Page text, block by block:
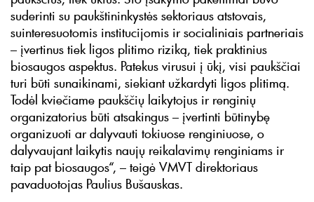
suderinti su paukštininkystės sektoriaus atstovais,
suinteresuotomis institucijomis ir socialiniais partneriais
– įvertinus tiek ligos plitimo riziką, tiek praktinius
biosaugos aspektus. Patekus virusui į ūkį, visi paukščiai
turi būti sunaikinami, siekiant užkardyti ligos plitimą.
Todėl kviečiame paukščių laikytojus ir renginių
organizatorius būti atsakingus – įvertinti būtinybę
organizuoti ar dalyvauti tokiuose renginiuose, o
dalyvaujant laikytis naujų reikalavimų renginiams ir
taip pat biosaugos“, – teigė VMVT direktoriaus
pavaduotojas Paulius Bušauskas.